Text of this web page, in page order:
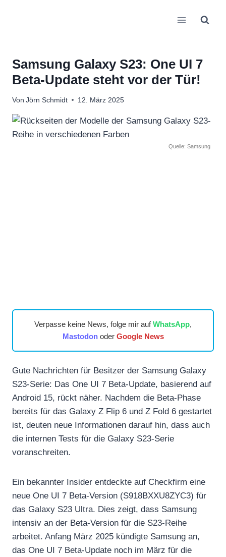
Samsung Galaxy S23: One UI 7
Beta-Update steht vor der Tür!
Von Jörn Schmidt 12. März 2025
Quelle: Samsung
Verpasse keine News, folge mir aufWhatsApp,
Mastodonoder Google News
Gute Nachrichten für Besitzer der Samsung Galaxy
S23-Serie: Das One UI 7 Beta-Update, basierend auf
Android 15, rückt näher. Nachdem die Beta-Phase
bereits für das Galaxy Z Flip 6 und Z Fold 6 gestartet
ist, deuten neue Informationen darauf hin, dass auch
die internen Tests für die Galaxy S23-Serie
voranschreiten.
Ein bekannter Insider entdeckte auf Checkfirm eine
neue One UI 7 Beta-Version (S918BXXU8ZYC3) für
das Galaxy S23 Ultra. Dies zeigt, dass Samsung
intensiv an der Beta-Version für die S23-Reihe
arbeitet. Anfang März 2025 kündigte Samsung an,
das One UI 7 Beta-Update noch im März für die